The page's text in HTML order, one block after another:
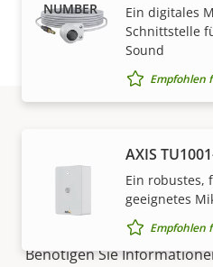
Ein digitales
Schnittstelle
Sound
Empfohlen
AXIS
Ein robustes,
geeignetes
Empfohlen
Benötigen Sie